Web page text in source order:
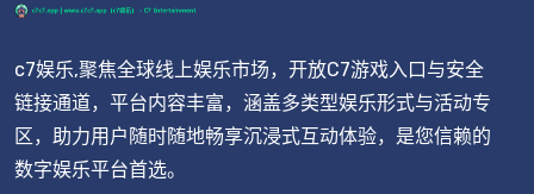
c7娱乐,聚焦全球线上娱乐市场，开放C7游戏入口与安全
链接通道，平台内容丰富，涵盖多类型娱乐形式与活动专
区，助力用户随时随地畅享沉浸式互动体验，是您信赖的
数字娱乐平台首选。